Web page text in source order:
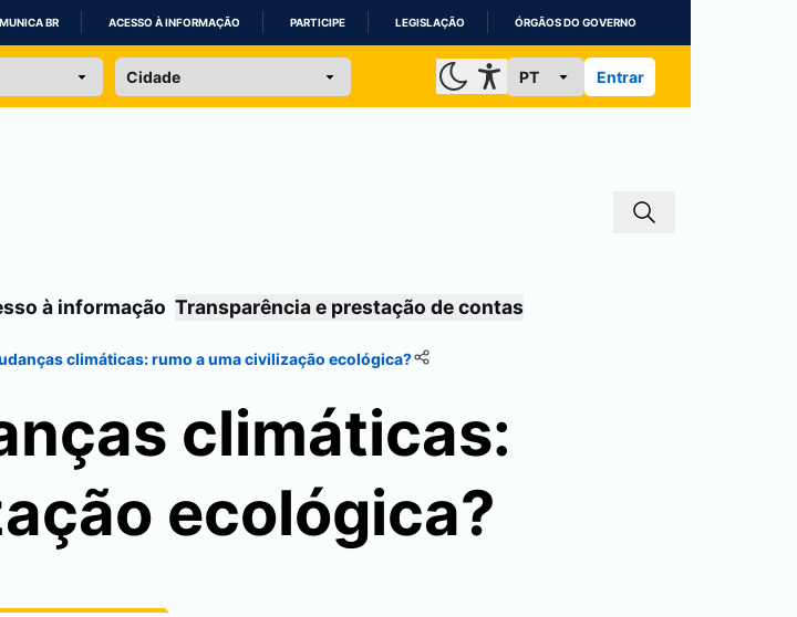
IR
BR ACESSO À INFORMAÇÃO PARTICIPE LEGISLAÇÃO ÓRGÃOS DO GOVERNO
Entrar
à informação Transparência e prestação de contas
climáticas: rumo a uma civilização ecológica?
climáticas:
ecológica?